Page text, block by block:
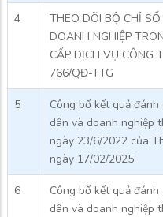
4
THEO DÕI BỘ CHỈ
DOANH NGHIỆP
CẤP DỊCH VỤ CÔNG
766/QĐ-TTG
5
Công bố kết quả
dân và doanh nghiệp
ngày 23/6/2022 của
ngày 17/02/2025
6
Công bố kết quả
dân và doanh nghiệp